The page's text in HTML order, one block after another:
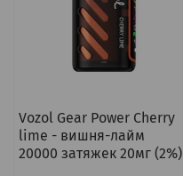
Vozol Gear Power Cherry
lime - вишня-лайм
20000 затяжек 20мг (2%)